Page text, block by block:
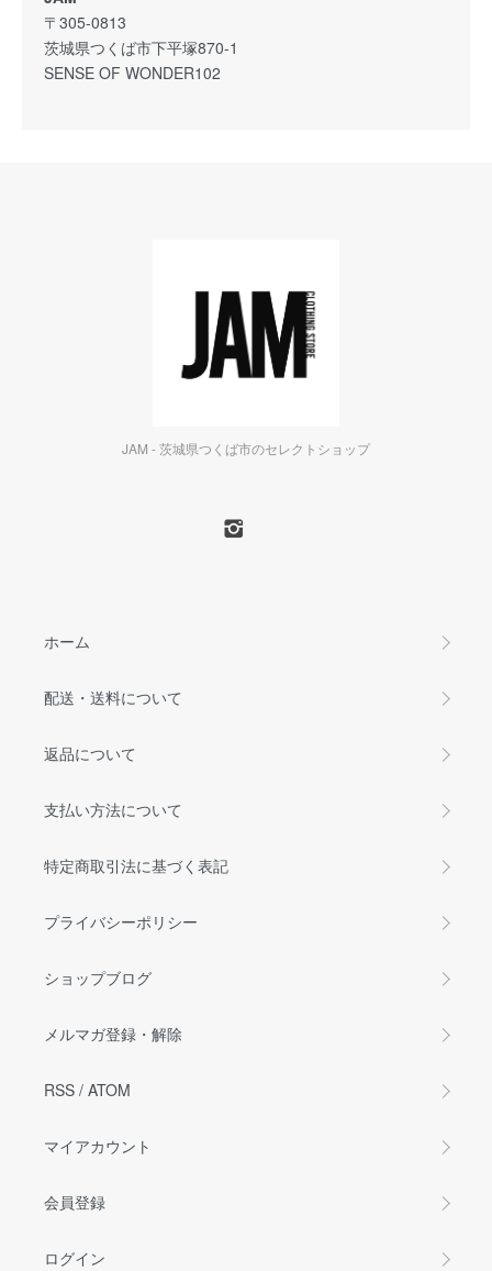
〒305-0813
茨城県つくば市下平塚870-1
SENSE OF WONDER102
JAM - 茨城県つくば市のセレクトショップ
ホーム
配送・送料について
返品について
支払い方法について
特定商取引法に基づく表記
プライバシーポリシー
ショップブログ
メルマガ登録・解除
RSS / ATOM
マイアカウント
会員登録
ログイン